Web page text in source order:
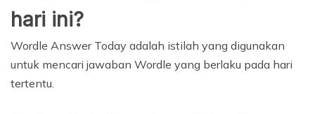
hari ini?
Wordle Answer Today adalah istilah yang digunakan
untuk mencari jawaban Wordle yang berlaku pada hari
tertentu.